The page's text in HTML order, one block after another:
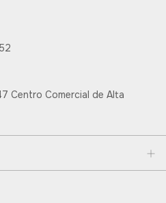
Centro Comercial de Alta